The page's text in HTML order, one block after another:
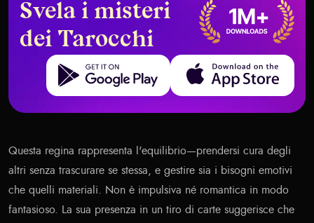
Svela i misteri
dei Tarocchi
Get it on Google Play Download on the App Store
Questa regina rappresenta l'equilibrio—prendersi cura degli
altri senza trascurare se stessa, e gestire sia i bisogni emotivi
che quelli materiali. Non è impulsiva né romantica in modo
fantasioso. La sua presenza in un tiro di carte suggerisce che